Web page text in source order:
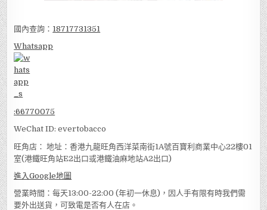
國內查詢： 18717731351
Whatsapp
:66770075
WeChat ID: evertobacco
旺角店： 地址：香港九龍旺角西洋菜南街1A號百寶利商業中心22樓01
室(港鐵旺角站E2出口或港鐵油麻地站A2出口)
進入Google地圖
營業時間：每天13:00-22:00 (年初一休息)，因人手有限有時我們需
要外出送貨，可致電是否有人在店。